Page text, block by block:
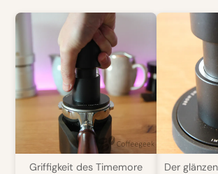
Griffigkeit des Timemore
Der